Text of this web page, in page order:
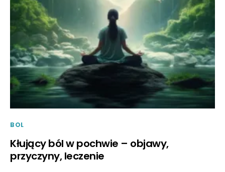
BOL
Kłujący ból w pochwie – objawy,
przyczyny, leczenie